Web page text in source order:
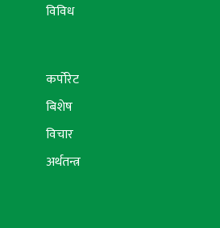
विविध
कर्पोरेट
बिशेष
विचार
अर्थतन्त्र